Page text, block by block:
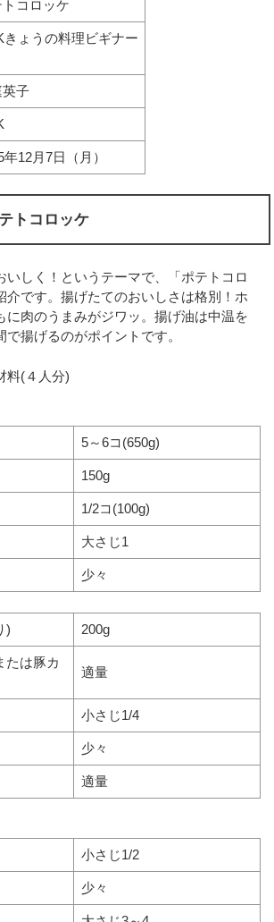
トコロッケ
きょうの料理ビギナー
英子
年12月7日（月）
トコロッケ
いしく！というテーマで、「ポテトコロ
介です。揚げたてのおいしさは格別！ホ
に肉のうまみがジワッ。揚げ油は中温を
揚げるのがポイントです。
料(４人分)
5～6コ(650g)
150g
1/2コ(100g)
大さじ1
少々
) 200g
たは豚カ
適量
小さじ1/4
少々
適量
小さじ1/2
少々